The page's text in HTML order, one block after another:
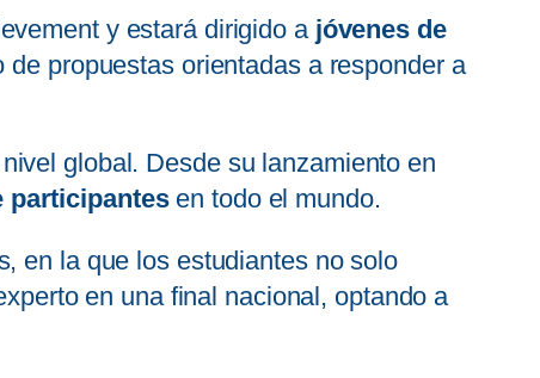
y estará dirigido a jóvenes de
propuestas orientadas a responder a
global. Desde su lanzamiento en
participantesen todo el mundo.
en la que los estudiantes no solo
en una final nacional, optando a